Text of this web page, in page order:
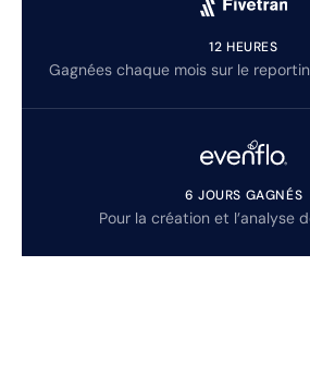
12 HEURES
Gagnées chaque mois sur le
6 JOURS GAGNÉS
Pour la création et l’analyse